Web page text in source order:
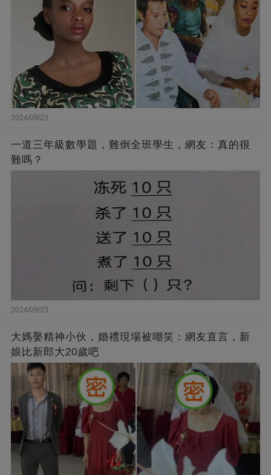
2024/09/23
一道三年級數學題，難倒全班學生，網友：真的很
難嗎？
2024/09/23
大媽娶精神小伙，婚禮現場被嘲笑：網友直言，新
娘比新郎大20歲吧